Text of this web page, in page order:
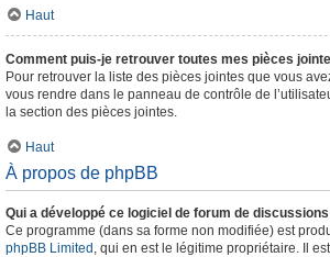
Haut
Comment puis-je retrouver toutes mes pièces
Pour retrouver la liste des pièces jointes que vous
vous rendre dans le panneau de contrôle de
la section des pièces jointes.
Haut
À propos de phpBB
Qui a développé ce logiciel de forum de
Ce programme (dans sa forme non modifiée) est
phpBB Limited , qui en est le légitime propriétaire. Il